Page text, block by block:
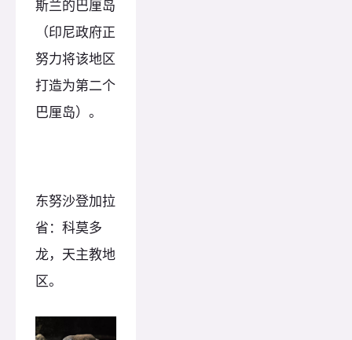
斯兰的巴厘岛
（印尼政府正
努力将该地区
打造为第二个
巴厘岛）。
东努沙登加拉
省：科莫多
龙，天主教地
区。